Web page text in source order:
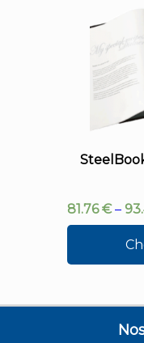
81.76€–